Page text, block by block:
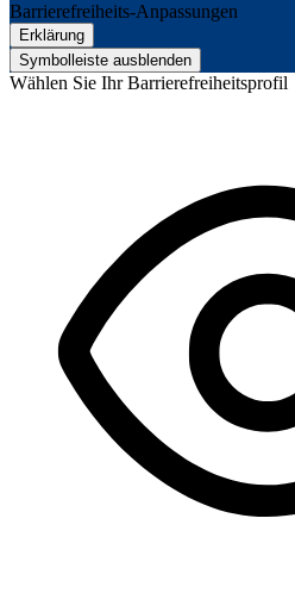
Barrierefreiheits-Anpassungen
Erklärung
Symbolleiste ausblenden
Wählen Sie Ihr Barrierefreiheitsprofil